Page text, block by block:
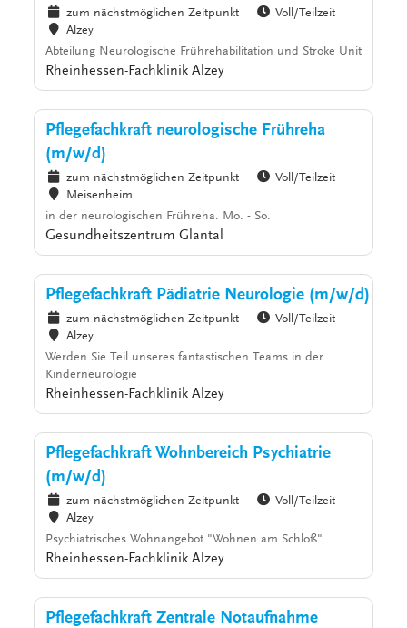
zum nächstmöglichen Zeitpunkt
Voll/Teilzeit
Alzey
Abteilung Neurologische Frührehabilitation und Stroke Unit
Rheinhessen-Fachklinik Alzey
Pflegefachkraft neurologische Frühreha
(m/w/d)
zum nächstmöglichen Zeitpunkt
Voll/Teilzeit
Meisenheim
in der neurologischen Frühreha. Mo. - So.
Gesundheitszentrum Glantal
Pflegefachkraft Pädiatrie Neurologie (m/w/d)
zum nächstmöglichen Zeitpunkt
Voll/Teilzeit
Alzey
Werden Sie Teil unseres fantastischen Teams in der
Kinderneurologie
Rheinhessen-Fachklinik Alzey
Pflegefachkraft Wohnbereich Psychiatrie
(m/w/d)
zum nächstmöglichen Zeitpunkt
Voll/Teilzeit
Alzey
Psychiatrisches Wohnangebot "Wohnen am Schloß"
Rheinhessen-Fachklinik Alzey
Pflegefachkraft Zentrale Notaufnahme